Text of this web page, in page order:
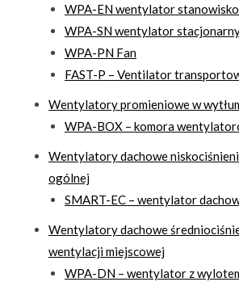
WPA-EN wentylator
WPA-SN wentylator
WPA-PN Fan
FAST-P – Ventilator
Wentylatory promieniowe w
WPA-BOX – komora
Wentylatory dachowe
ogólnej
SMART-EC – wentylator
Wentylatory dachowe
wentylacji miejscowej
WPA-DN – wentylator z